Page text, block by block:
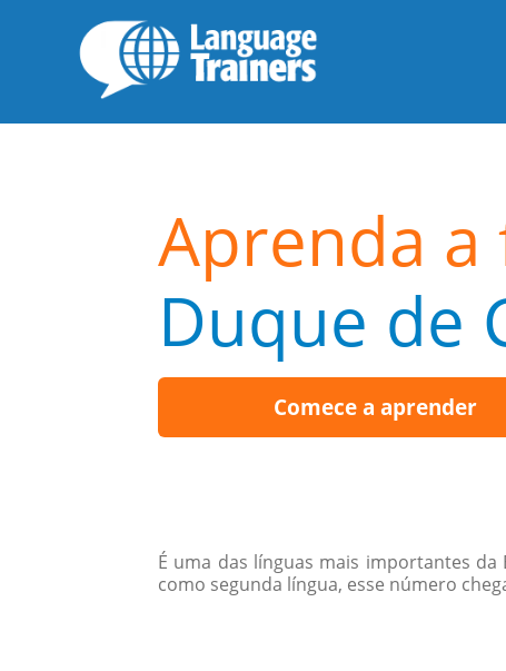
Aprenda
Duque de
Comece a aprender
É uma das línguas mais importantes
como segunda língua, esse número